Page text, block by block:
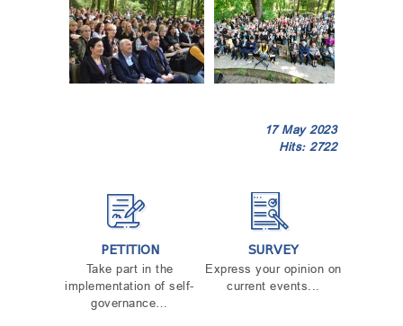
17 May 2023
Hits: 2722
PETITION
Take part in the
implementation of self-
governance…
SURVEY
Express your opinion on
current events...